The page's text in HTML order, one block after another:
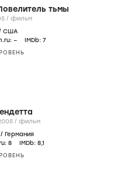
тьмы
/ фильм
США
– IMDb: 7
/ фильм
/ Германия
8 IMDb: 8,1